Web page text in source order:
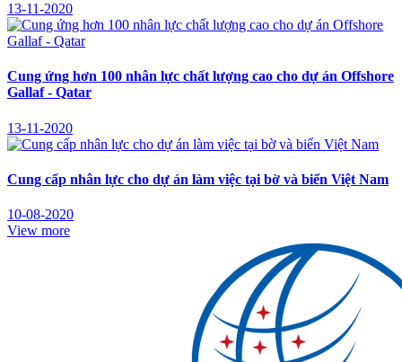
13-11-2020
Cung ứng hơn 100 nhân lực chất lượng cao cho dự án Offshore
Gallaf - Qatar
13-11-2020
Cung cấp nhân lực cho dự án làm việc tại bờ và biển Việt Nam
10-08-2020
View more